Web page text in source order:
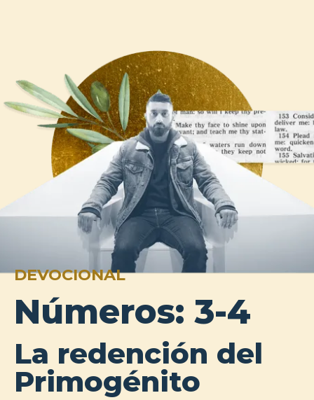
DEVOCIONAL
Números: 3-4
La redención del
Primogénito